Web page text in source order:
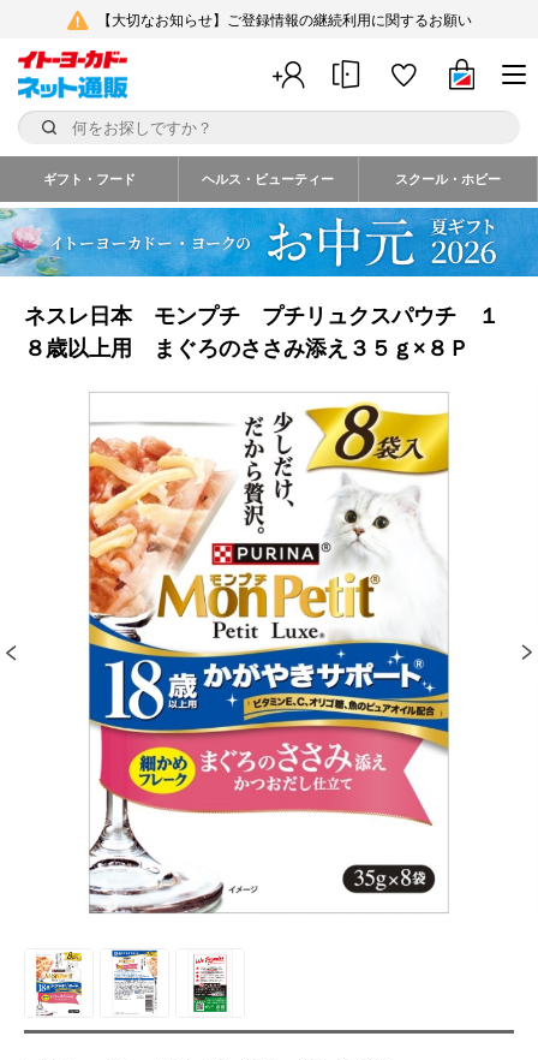
【大切なお知らせ】ご登録情報の継続利用に関するお願い
ギフト・フード ヘルス・ビューティー スクール・ホビー
ネスレ日本 モンプチ プチリュクスパウチ １
８歳以上用 まぐろのささみ添え３５ｇ×８Ｐ